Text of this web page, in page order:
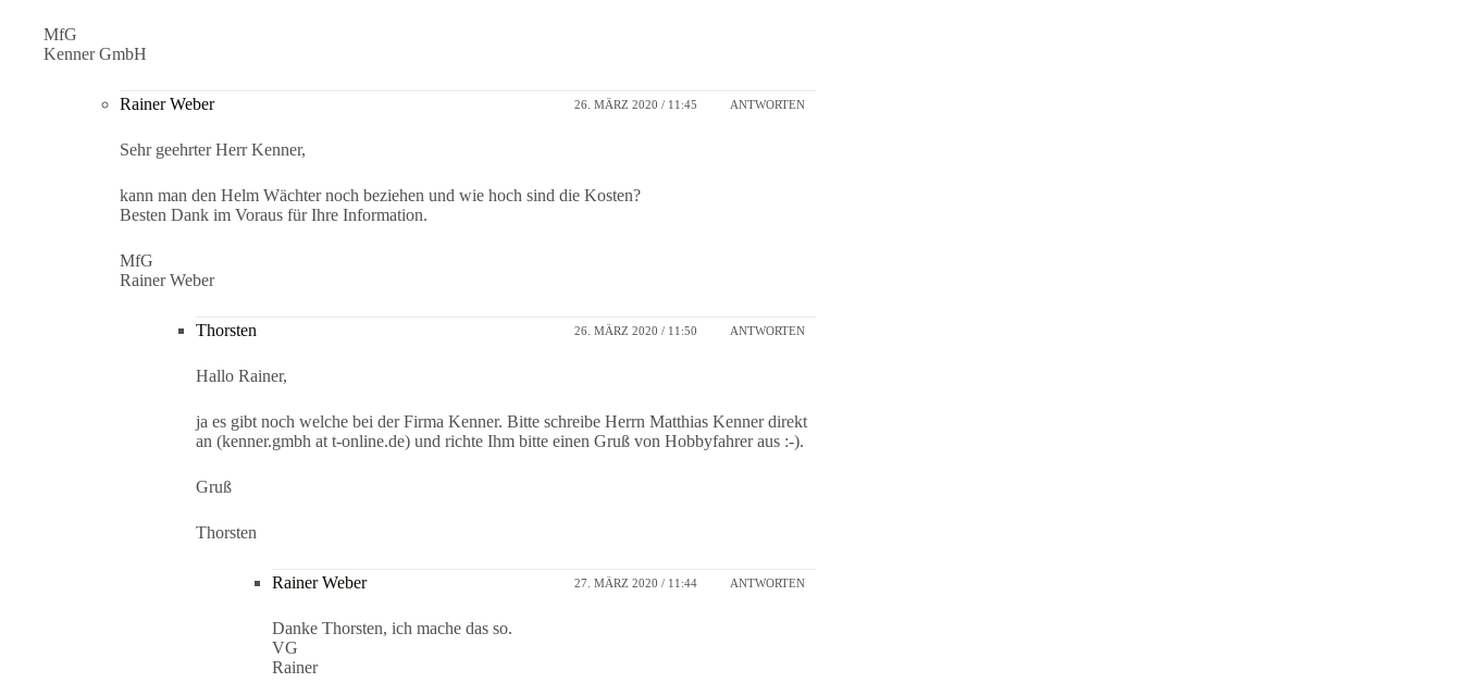
MfG
Kenner GmbH
Rainer Weber 26. MÄRZ 2020 / 11:45 ANTWORTEN
Sehr geehrter Herr Kenner,
kann man den Helm Wächter noch beziehen und wie hoch sind die Kosten?
Besten Dank im Voraus für Ihre Information.
MfG
Rainer Weber
Thorsten 26. MÄRZ 2020 / 11:50 ANTWORTEN
Hallo Rainer,
ja es gibt noch welche bei der Firma Kenner. Bitte schreibe Herrn Matthias Kenner direkt
an (kenner.gmbh at t-online.de) und richte Ihm bitte einen Gruß von Hobbyfahrer aus :-).
Gruß
Thorsten
Rainer Weber 27. MÄRZ 2020 / 11:44 ANTWORTEN
Danke Thorsten, ich mache das so.
VG
Rainer